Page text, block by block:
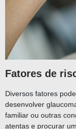
Fatores de
Diversos fatores
desenvolver
familiar ou outras
atentas e procurar um